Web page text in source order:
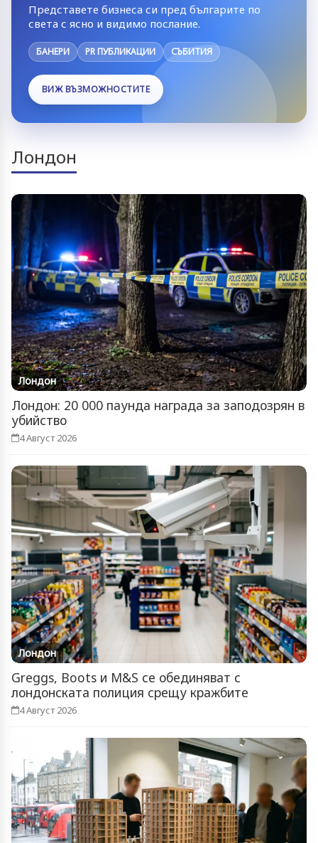
Представете бизнеса си пред българите по
света с ясно и видимо послание.
БАНЕРИ PR ПУБЛИКАЦИИ СЪБИТИЯ
ВИЖ ВЪЗМОЖНОСТИТЕ
Лондон
Лондон
Лондон: 20 000 паунда награда за заподозрян в
убийство
4 Август 2026
Лондон
Greggs, Boots и M&S се обединяват с
лондонската полиция срещу кражбите
4 Август 2026